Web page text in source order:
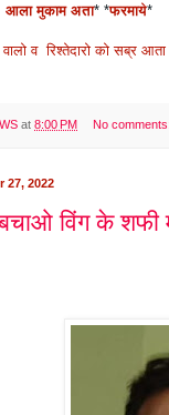
मुकाम अता* *फरमाये*
व रिश्तेदारो को सब्र
at 8:00 PM No comments:
27, 2022
विंग के शफी